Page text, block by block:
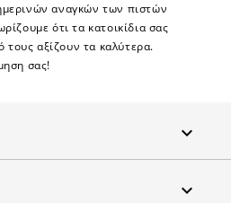
αναγκών των πιστών
ότι τα κατοικίδια σας
τους αξίζουν τα καλύτερα.
σας!

